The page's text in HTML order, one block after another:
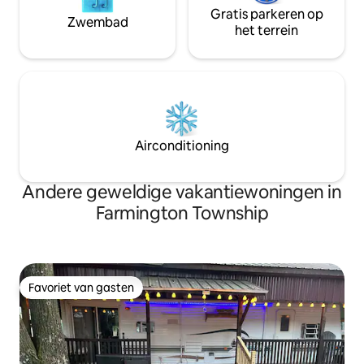
Zwembad
Gratis parkeren op
het terrein
Airconditioning
Andere geweldige vakantiewoningen in
Farmington Township
Favoriet van gasten
Favoriet van gasten